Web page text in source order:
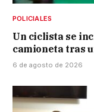
POLICIALES
Un ciclista se
camioneta tras
6 de agosto de 2026